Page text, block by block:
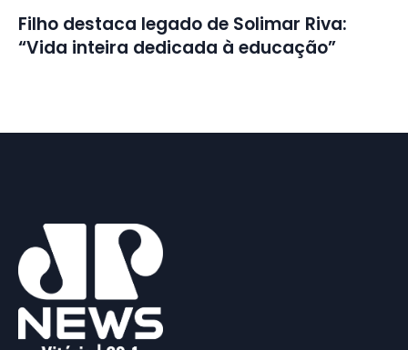
Filho destaca legado de Solimar Riva:
“Vida inteira dedicada à educação”